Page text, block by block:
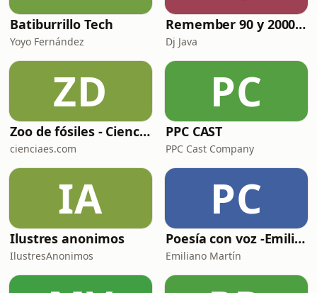
Batiburrillo Tech
Yoyo Fernández
Remember 90 y 2000 en PLAY WITH ME by Dj Java
Dj Java
ZD
Zoo de fósiles - Cienciaes.com
cienciaes.com
PC
PPC CAST
PPC Cast Company
IA
Ilustres anonimos
IlustresAnonimos
PC
Poesía con voz -Emiliano Martín- Podcasts
Emiliano Martín